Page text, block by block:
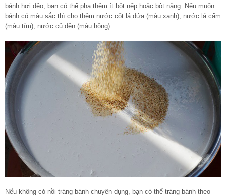
bánh hơi dẻo, bạn có thể pha thêm ít bột nếp hoặc bột năng. Nếu muốn
bánh có màu sắc thì cho thêm nước cốt lá dứa (màu xanh), nước lá cẩm
(màu tím), nước củ dền (màu hồng).
Nếu không có nồi tráng bánh chuyên dụng, bạn có thể tráng bánh theo